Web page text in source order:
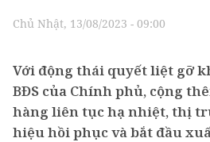
Chủ Nhật, 13/08/2023 - 09:00
Với động thái quyết liệt gỡ
BĐS của Chính phủ, cộng
hàng liên tục hạ nhiệt, thị
hiệu hồi phục và bắt đầu